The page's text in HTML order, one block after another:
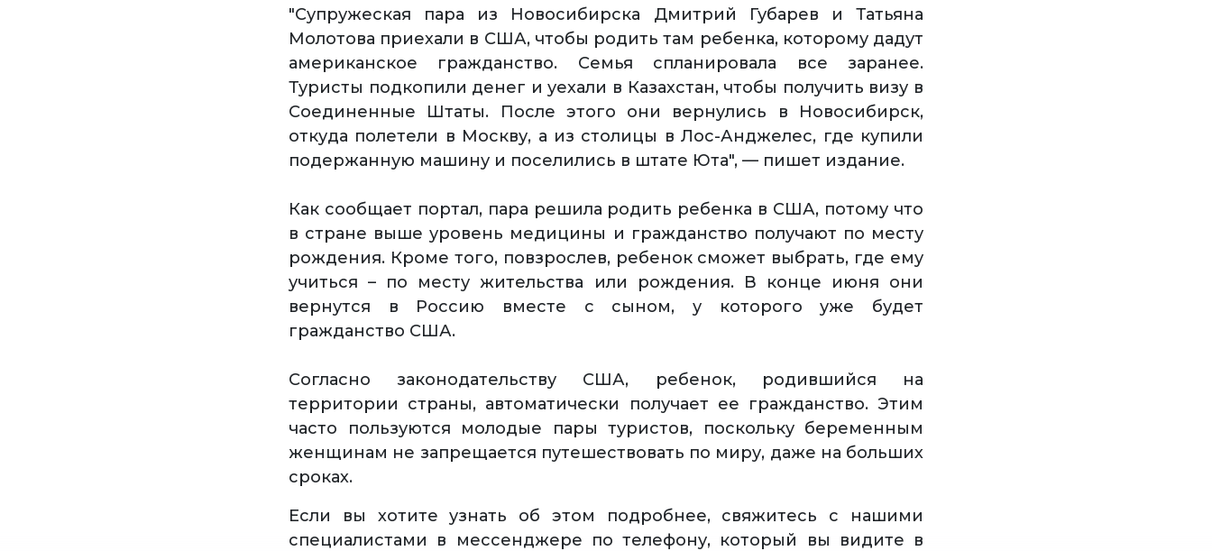
"Супружеская пара из Новосибирска Дмитрий Губарев и Татьяна
Молотова приехали в США, чтобы родить там ребенка, которому дадут
американское гражданство. Семья спланировала все заранее.
Туристы подкопили денег и уехали в Казахстан, чтобы получить визу в
Соединенные Штаты. После этого они вернулись в Новосибирск,
откуда полетели в Москву, а из столицы в Лос-Анджелес, где купили
подержанную машину и поселились в штате Юта", — пишет издание.
Как сообщает портал, пара решила родить ребенка в США, потому что
в стране выше уровень медицины и гражданство получают по месту
рождения. Кроме того, повзрослев, ребенок сможет выбрать, где ему
учиться – по месту жительства или рождения. В конце июня они
вернутся в Россию вместе с сыном, у которого уже будет
гражданство США.
Согласно законодательству США, ребенок, родившийся на
территории страны, автоматически получает ее гражданство. Этим
часто пользуются молодые пары туристов, поскольку беременным
женщинам не запрещается путешествовать по миру, даже на больших
сроках.
Если вы хотите узнать об этом подробнее, свяжитесь с нашими
специалистами в мессенджере по телефону, который вы видите в